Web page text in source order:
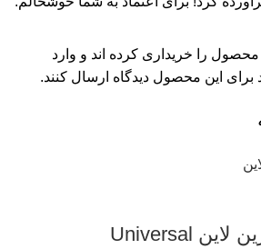
را خریداری کرده اند و وارد
برای این محصول دیدگاه ارسال کنند.
تبدیل تایمردار گرین لاین Universal